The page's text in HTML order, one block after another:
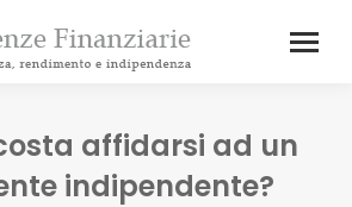
affidarsi ad un
indipendente?